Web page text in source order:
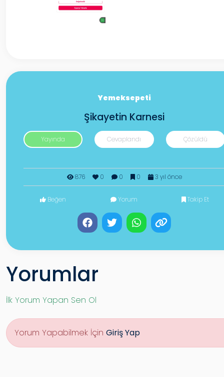
Yemeksepeti
Şikayetin Karnesi
Yayında Cevaplandı Çözüldü
876 0 0 0 3 yıl önce
Beğen Yorum Takip Et
Yorumlar
İlk Yorum Yapan Sen Ol
Yorum Yapabilmek İçin Giriş Yap